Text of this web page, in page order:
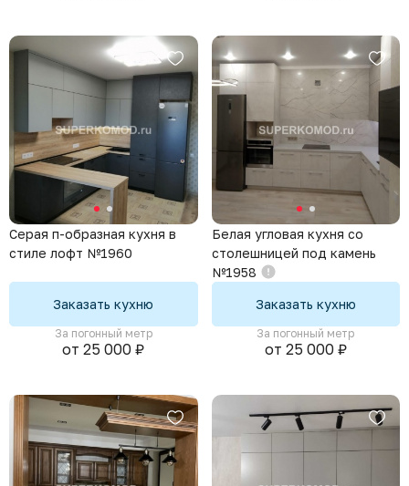
Серая п-образная кухня в
стиле лофт №1960
Заказать кухню
За погонный метр
от 25 000 ₽
Белая угловая кухня со
столешницей под камень
№1958
Заказать кухню
За погонный метр
от 25 000 ₽